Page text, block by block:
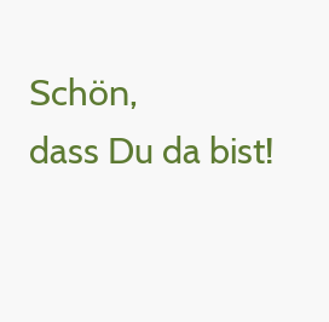
Schön,
dass Du da bist!